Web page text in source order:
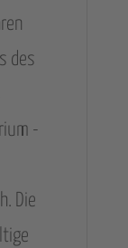
des
-
Die